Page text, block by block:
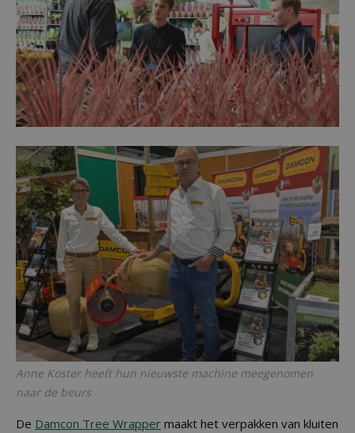
Anne Koster heeft hun nieuwste machine meegenomen
naar de beurs
De Damcon Tree Wrapper maakt het verpakken van kluiten